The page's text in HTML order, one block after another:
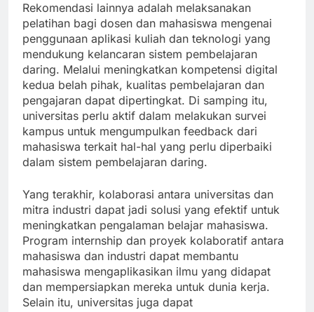
Rekomendasi lainnya adalah melaksanakan
pelatihan bagi dosen dan mahasiswa mengenai
penggunaan aplikasi kuliah dan teknologi yang
mendukung kelancaran sistem pembelajaran
daring. Melalui meningkatkan kompetensi digital
kedua belah pihak, kualitas pembelajaran dan
pengajaran dapat dipertingkat. Di samping itu,
universitas perlu aktif dalam melakukan survei
kampus untuk mengumpulkan feedback dari
mahasiswa terkait hal-hal yang perlu diperbaiki
dalam sistem pembelajaran daring.
Yang terakhir, kolaborasi antara universitas dan
mitra industri dapat jadi solusi yang efektif untuk
meningkatkan pengalaman belajar mahasiswa.
Program internship dan proyek kolaboratif antara
mahasiswa dan industri dapat membantu
mahasiswa mengaplikasikan ilmu yang didapat
dan mempersiapkan mereka untuk dunia kerja.
Selain itu, universitas juga dapat